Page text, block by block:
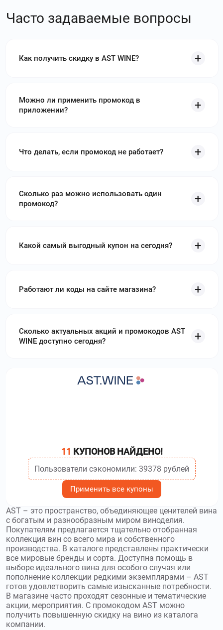
Часто задаваемые вопросы
Как получить скидку в AST WINE?
Можно ли применить промокод в
приложении?
Что делать, если промокод не работает?
Сколько раз можно использовать один
промокод?
Какой самый выгодный купон на сегодня?
Работают ли коды на сайте магазина?
Сколько актуальных акций и промокодов AST
WINE доступно сегодня?
11 КУПОНОВ НАЙДЕНО!
Пользователи сэкономили: 39378 рублей
Применить все купоны
AST – это пространство, объединяющее ценителей вина
с богатым и разнообразным миром виноделия.
Покупателям предлагается тщательно отобранная
коллекция вин со всего мира и собственного
производства. В каталоге представлены практически
все мировые бренды и сорта. Доступна помощь в
выборе идеального вина для особого случая или
пополнение коллекции редкими экземплярами – AST
готов удовлетворить самые изысканные потребности.
В магазине часто проходят сезонные и тематические
акции, мероприятия. С промокодом AST можно
получить повышенную скидку на вино из каталога
компании.